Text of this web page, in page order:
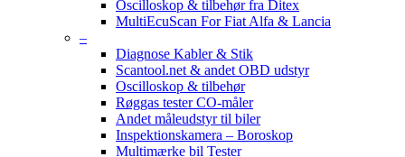
Oscilloskop & tilbehør fra Ditex
MultiEcuScan For Fiat Alfa & Lancia
–
Diagnose Kabler & Stik
Scantool.net & andet OBD udstyr
Oscilloskop & tilbehør
Røggas tester CO-måler
Andet måleudstyr til biler
Inspektionskamera – Boroskop
Multimærke bil Tester